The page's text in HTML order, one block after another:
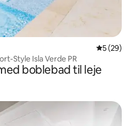
5 ud af 5 i
5 (29)
Style Isla Verde PR
boblebad til leje